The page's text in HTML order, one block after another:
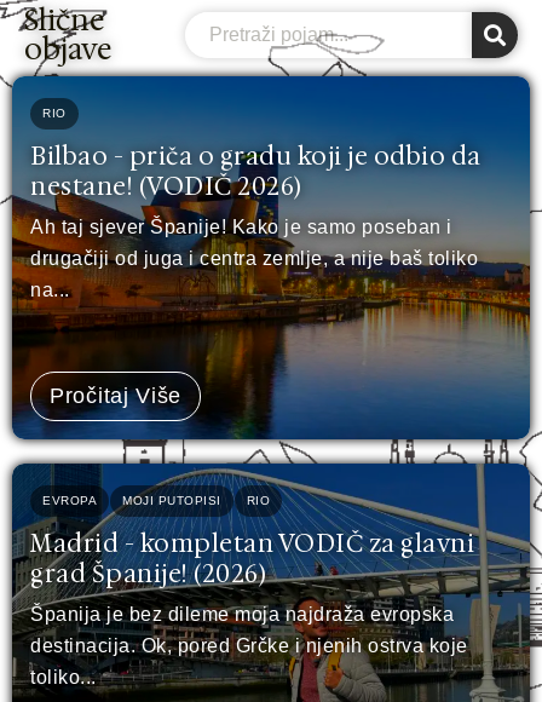
Slične
objave
Search
RIO
Bilbao - priča o gradu koji je odbio da
nestane! (VODIČ 2026)
Ah taj sjever Španije! Kako je samo poseban i
drugačiji od juga i centra zemlje, a nije baš toliko
na...
Pročitaj Više
EVROPA MOJI PUTOPISI RIO
Madrid - kompletan VODIČ za glavni
grad Španije! (2026)
Španija je bez dileme moja najdraža evropska
destinacija. Ok, pored Grčke i njenih ostrva koje
toliko...